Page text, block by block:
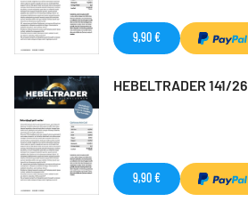
9,90 €
HEBELTRADER 141/26
9,90 €